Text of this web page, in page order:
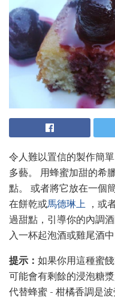
令人難以置信的製作簡
多藝。 用蜂蜜加甜的希
點。 或者將它放在一個
在餅乾或馬德琳上
，或
過甜點，引導你的內調
入一杯起泡酒或雞尾酒中
提示： 如果你用這種蜜
可能會有剩餘的浸泡糖
代替蜂蜜 - 柑橘香調是波